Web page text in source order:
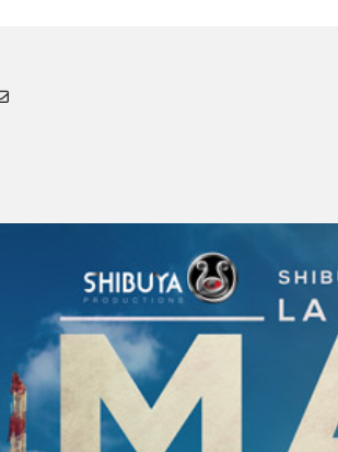
Affiche MAGIC Monaco #2
Monaco Anime Game International
Conception de l’affiche duFestival
International Conferences
Produit par Shibuya Productions,
photographe Nicolas Meunier,